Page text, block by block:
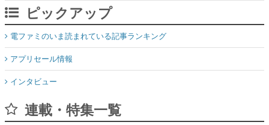
ピックアップ
電ファミのいま読まれている記事ランキング
アプリセール情報
インタビュー
連載・特集一覧